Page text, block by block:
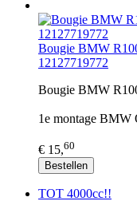
Bougie BMW
12127719772
Bougie BMW
1e montage BMW
€ 15,60
Bestellen
TOT 4000cc!!